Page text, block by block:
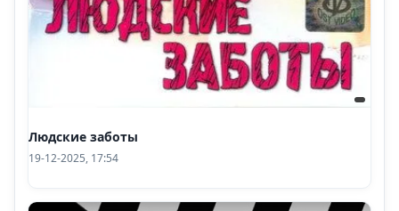
Людские заботы
19-12-2025, 17:54